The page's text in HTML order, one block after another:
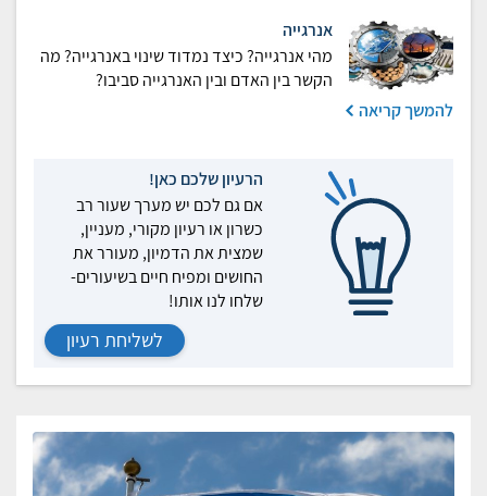
אנרגייה
מהי אנרגייה? כיצד נמדוד שינוי באנרגייה? מה
הקשר בין האדם ובין האנרגייה סביבו?
להמשך קריאה
הרעיון שלכם כאן!
אם גם לכם יש מערך שעור רב
כשרון או רעיון מקורי, מעניין,
שמצית את הדמיון, מעורר את
החושים ומפיח חיים בשיעורים-
שלחו לנו אותו!
לשליחת רעיון